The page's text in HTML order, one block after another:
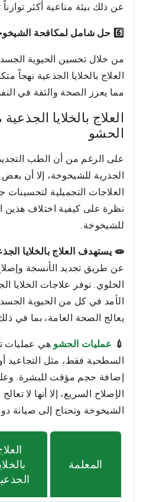
عن ذلك بيئة مناعية أكثر
6️⃣ حل شامل لمكافحة الشيخوخة
من خلال تحسين الحيوية
العلاج بالخلايا الجذعية نهجاً
مما يعزز الصحة والثقة في
العلاج بالخلايا
الحشو
على الرغم من أن الطب
الجذرية للشيخوخة، إلا أن
العلاجات التجميلية لتحسينات
نظرة على كيفية اختلاف هذين
للشيخوخة.
🧫 يستهدف العلاج بالخلايا
عن طريق تجديد الأنسجة
الخلوي. توفر علاجات الخلايا
الأمد في كل من الحيوية
يعالج الصحة العامة، بما في
💉 عمليات الحشو هي عمليات
السطحية فقط، مثل التجاعيد
إضافة حجم مؤقت للبشرة.
الإصلاح السريع، إلا أنها لا
الشيخوخة وتحتاج إلى صيانة
المعلمة